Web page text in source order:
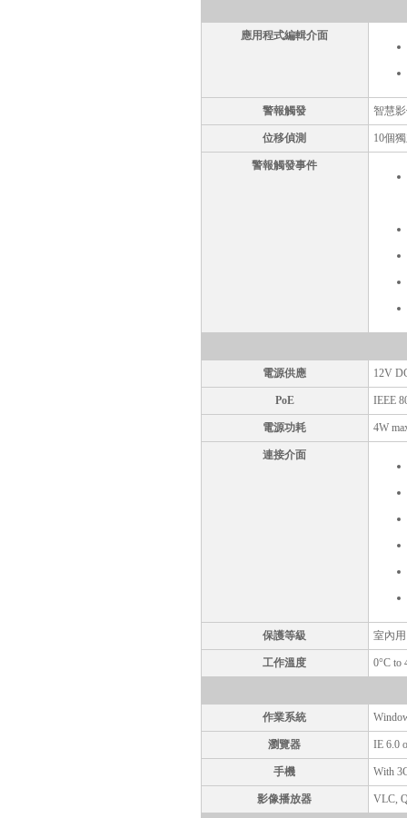
應用程式編輯介面
警報觸發 智慧
位移偵測 10個
警報觸發事件
電源供應 12V
PoE IEEE
電源功耗 4W
連接介面
保護等級 室內
工作溫度 0°C to
作業系統
瀏覽器 IE 6.0
手機 With
影像播放器 VLC,